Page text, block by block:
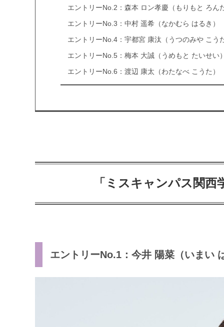
エントリーNo.2：森本 ロン孝慶（もりもと ろん
エントリーNo.3：中村 遥希（なかむら はるき）
エントリーNo.4：宇都宮 康汰（うつのみや こう
エントリーNo.5：梅本 大誠（うめもと たいせい
エントリーNo.6：渡辺 康太（わたなべ こうた）
「ミスキャンパス関
エントリーNo.1：今井 陽菜（いまい